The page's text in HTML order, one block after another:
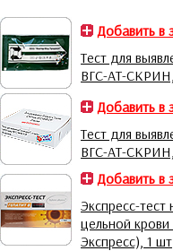
Добавить в
Тест для
ВГС-АТ-
Добавить в
Тест для
ВГС-АТ-
Добавить в
Экспресс-тест
цельной
Экспресс), 1 шт